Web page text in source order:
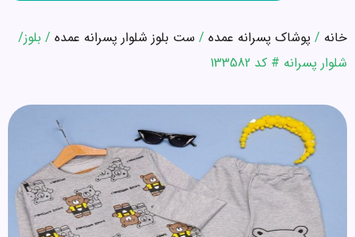
خانه / پوشاک پسرانه عمده / ست بلوز شلوار پسرانه عمده / بلوز/
شلوار پسرانه # کد 133582